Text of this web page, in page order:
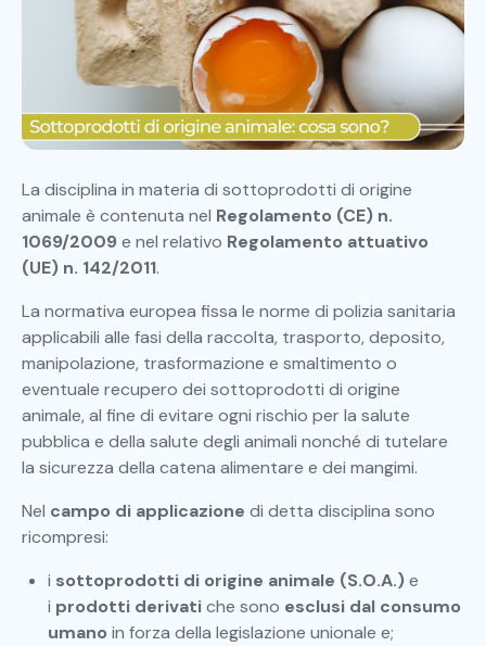
La disciplina in materia di sottoprodotti di origine
animale è contenuta nel Regolamento (CE) n.
1069/2009e nel relativo Regolamento attuativo
(UE) n. 142/2011.
La normativa europea fissa le norme di polizia sanitaria
applicabili alle fasi della raccolta, trasporto, deposito,
manipolazione, trasformazione e smaltimento o
eventuale recupero dei sottoprodotti di origine
animale, al fine di evitare ogni rischio per la salute
pubblica e della salute degli animali nonché di tutelare
la sicurezza della catena alimentare e dei mangimi.
Nel campo di applicazione di detta disciplina sono
ricompresi:
i sottoprodotti di origine animale (S.O.A.)e
i prodotti derivatiche sono esclusi dal consumo
umano in forza della legislazione unionale e;